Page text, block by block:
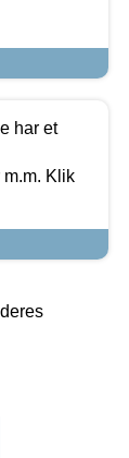
har et
Klik